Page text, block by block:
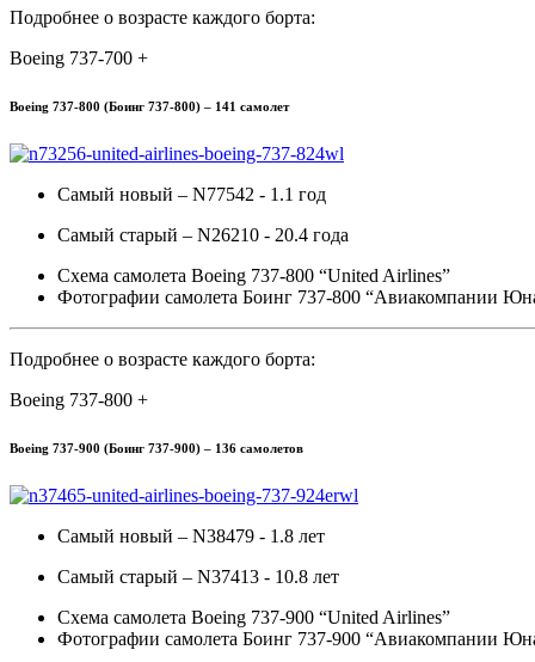
Подробнее о возрасте каждого борта:
Boeing 737-700 +
Boeing 737-800 (Боинг 737-800) – 141 самолет
Самый новый – N77542 - 1.1 год
Самый старый – N26210 - 20.4 года
Схема самолета Boeing 737-800 “United Airlines”
Фотографии самолета Боинг 737-800 “Авиакомпании
Подробнее о возрасте каждого борта:
Boeing 737-800 +
Boeing 737-900 (Боинг 737-900) – 136 самолетов
Самый новый – N38479 - 1.8 лет
Самый старый – N37413 - 10.8 лет
Схема самолета Boeing 737-900 “United Airlines”
Фотографии самолета Боинг 737-900 “Авиакомпании